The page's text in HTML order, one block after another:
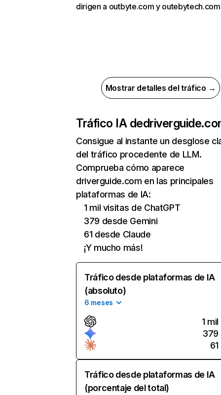
dirigen a outbyte.com y
Mostrar detalles del tráfico →
Tráfico IA de
Consigue al instante un desglose
del tráfico procedente de LLM.
Comprueba cómo aparece
driverguide.com en las principales
plataformas de IA:
1 mil visitas de ChatGPT
379 desde Gemini
61 desde Claude
¡Y mucho más!
Tráfico desde plataformas de IA
(absoluto)
6 meses
1 mil
379
61
Tráfico desde plataformas de IA
(porcentaje del total)